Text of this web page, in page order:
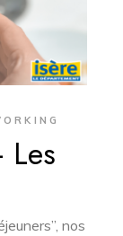
nos